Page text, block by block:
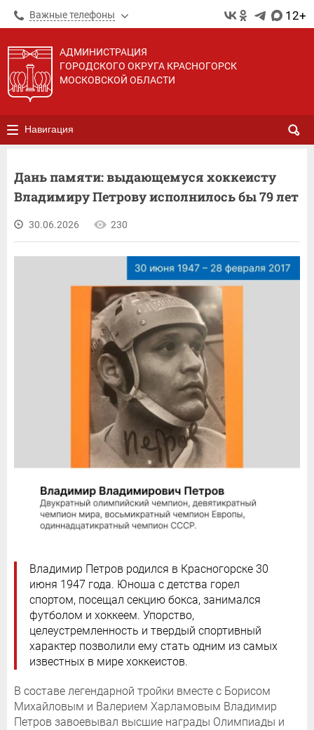
Важные телефоны 12+
АДМИНИСТРАЦИЯ
ГОРОДСКОГО ОКРУГА КРАСНОГОРСК
МОСКОВСКОЙ ОБЛАСТИ
Навигация
Дань памяти: выдающемуся хоккеисту
Владимиру Петрову исполнилось бы 79 лет
30.06.2026 230
Владимир Петров родился в Красногорске 30
июня 1947 года. Юноша с детства горел
спортом, посещал секцию бокса, занимался
футболом и хоккеем. Упорство,
целеустремленность и твердый спортивный
характер позволили ему стать одним из самых
известных в мире хоккеистов.
В составе легендарной тройки вместе с Борисом
Михайловым и Валерием Харламовым Владимир
Петров завоевывал высшие награды Олимпиады и